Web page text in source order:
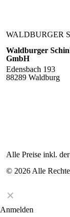
WALDBURGER
Waldburger
GmbH
Edensbach 193
88289 Waldburg
Alle Preise inkl.
© 2026 Alle
✕
Anmelden